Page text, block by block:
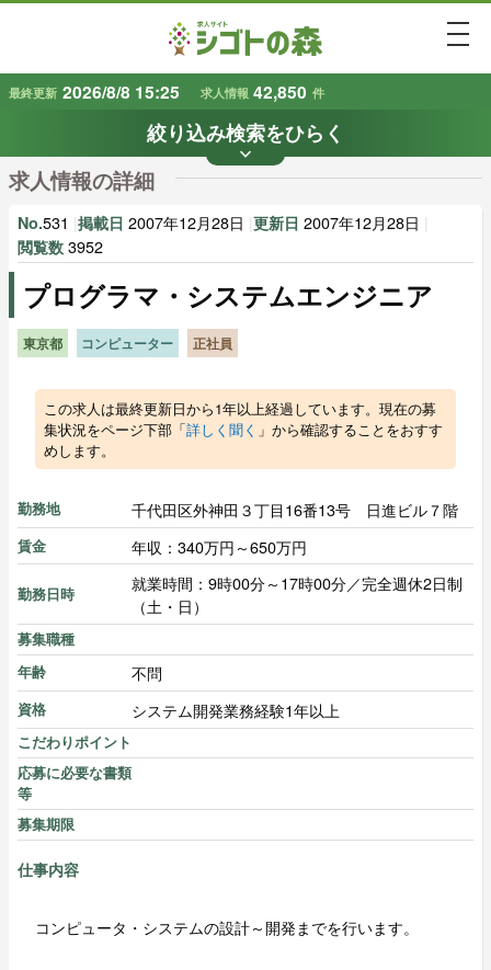
最終更新 2026/8/8 15:25 求人情報 42,850 件
絞り込み検索をひらく
keyboard_arrow_down
条件から探す
地域 で探す 業種で探す
雇用形態で探す 賃金で探す
求人情報の詳細
No.531 掲載日 2007年12月28日 更新日 2007年12月28日
閲覧数 3952
プログラマ・システムエンジニア
東京都 コンピューター 正社員
この求人は最終更新日から1年以上経過しています。現在の募
集状況をページ下部「詳しく聞く 」から確認することをおすす
めします。
勤務地 千代田区外神田３丁目16番13号 日進ビル７階
賃金 年収：340万円～650万円
勤務日時
就業時間：9時00分～17時00分／完全週休2日制
（土・日）
募集職種
年齢
不問
資格 システム開発業務経験1年以上
こだわりポイント
応募に必要な書類
等
募集期限
仕事内容
コンピュータ・システムの設計～開発までを行います。